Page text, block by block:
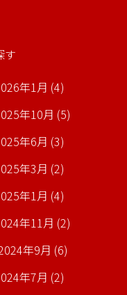
す
年1月 (4)
年10月 (5)
年6月 (3)
年3月 (2)
年1月 (4)
年11月 (2)
年9月 (6)
年7月 (2)